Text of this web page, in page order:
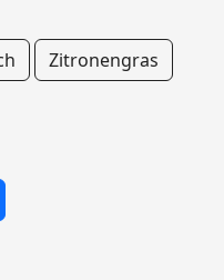
Zitronengras